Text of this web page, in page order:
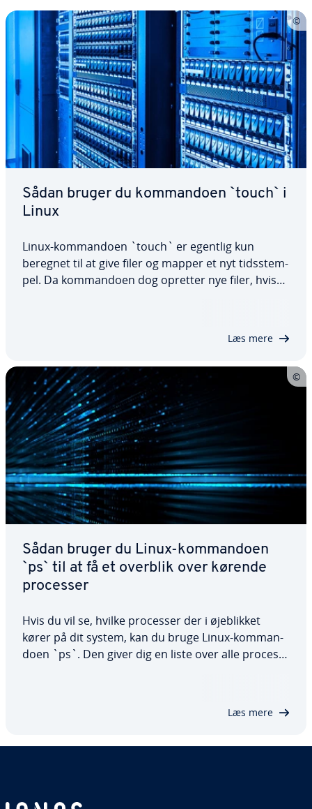
Sådan bruger du kom­man­do­en `touch` i
Linux
Linux-kom­man­do­en `touch` er egentlig kun
beregnet til at give filer og mapper et nyt tids­stem­
pel. Da kom­man­do­en dog opretter nye filer, hvis
Læs mere
Sådan bruger du Linux-kom­man­do­en
`ps` til at få et overblik over kørende
processer
Hvis du vil se, hvilke processer der i øje­blik­ket
kører på dit system, kan du bruge Linux-kom­man­
do­en `ps`. Den giver dig en liste over alle pro­ces­
Læs mere